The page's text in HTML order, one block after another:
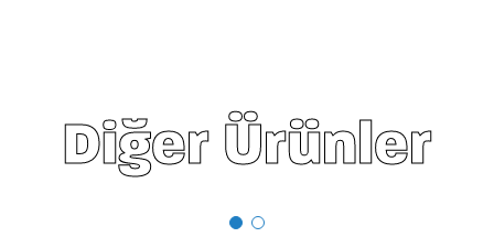
Diğer Ürünler